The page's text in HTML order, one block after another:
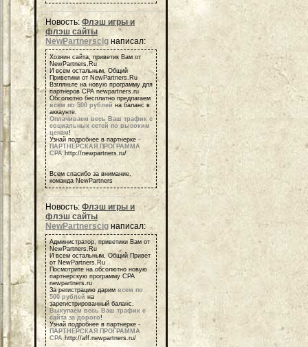
Новость:Флэш игры и
флэш сайты
NewPartnerscigнаписал:
Хозяин сайта, приветик Вам от
NewPartners.Ru
И всем остальным, Общий
Приветики от NewPartners.Ru
Взгляньте на новую программу для
партнеров СРА newpartners.ru
Обсолютно бесплатно предлагаем
всем по 500 рублей на баланс в
аккаунте.
Оплачиваем весь Ваш трафик с
социальных сетей по высоким
ценам!
Узнай подробнее в партнерке -
ПАРТНЕРСКАЯ ПРОГРАММА
СРА http://newpartners.ru/
Всем спасибо за внимание,
команда NewPartners
Новость: Флэш игры и
флэш сайты
NewPartnerscigнаписал:
Администратор, приветики Вам от
NewPartners.Ru
И всем остальным, Общий Привет
от NewPartners.Ru
Посмотрите на обсолютно новую
партнерскую программу СРА
newpartners.ru
За регистрацию дарим всем по
500 рублей на
зарегистрированный баланс.
Выкупаем весь Ваш трафик с
сайта за дорого!
Узнай подробнее в партнерке -
ПАРТНЕРСКАЯ ПРОГРАММА
СРАhttp://aff.newpartners.ru/